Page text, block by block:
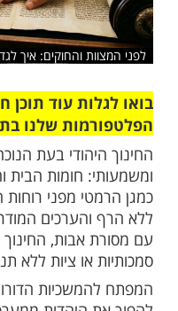
והחוקים: איך לגדל ילד
עוד תוכן חדש
שלנו בתהילים